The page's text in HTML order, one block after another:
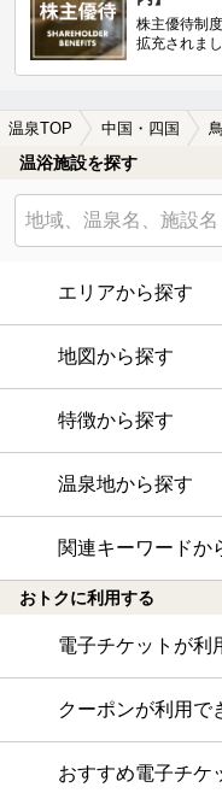
株主優待制
拡充されまし
温泉TOP 中国・四国
温浴施設を探す
エリアから探す
地図から探す
特徴から探す
温泉地から探す
関連キーワードか
おトクに利用する
電子チケットが利
クーポンが利用で
おすすめ電子チケ